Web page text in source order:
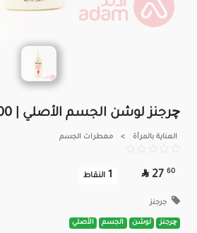
چرجنز لوشن الجسم الأصلي | 400مل
العناية بالمرأة > معطرات الجسم
60
27

1 النقاط
جرجنز
چرجنز لوشن الجسم الأصلي